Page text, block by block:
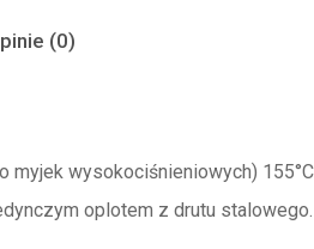
(0)
myjek wysokociśnieniowych)
oplotem z drutu stalowego.